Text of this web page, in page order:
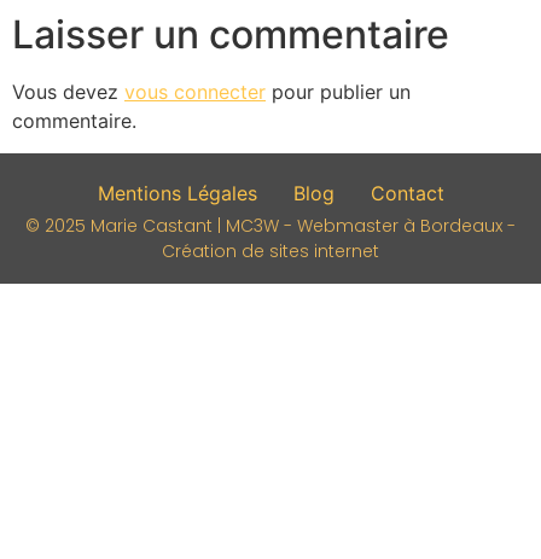
Laisser un commentaire
Vous devez vous connecter pour publier un
commentaire.
Mentions Légales Blog
Contact
© 2025 Marie Castant | MC3W - Webmaster à Bordeaux -
Création de sites internet